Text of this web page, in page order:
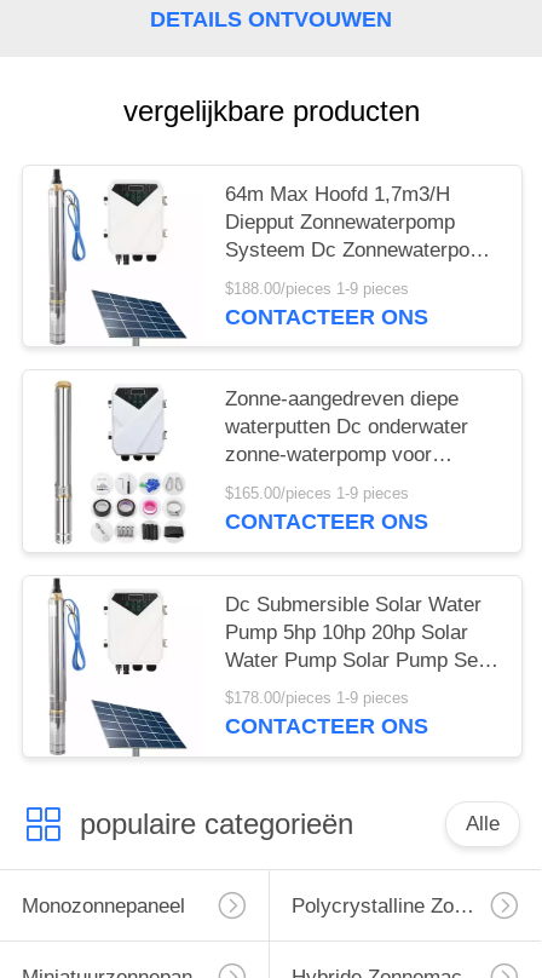
DETAILS ONTVOUWEN
vergelijkbare producten
64m Max Hoofd 1,7m3/H
Diepput Zonnewaterpomp
Systeem Dc Zonnewaterpomp
Volledige Set
$188.00/pieces 1-9 pieces
CONTACTEER ONS
Zonne-aangedreven diepe
waterputten Dc onderwater
zonne-waterpomp voor
landbouw irrigatie
$165.00/pieces 1-9 pieces
CONTACTEER ONS
Dc Submersible Solar Water
Pump 5hp 10hp 20hp Solar
Water Pump Solar Pump Set
Voor Landbouw
$178.00/pieces 1-9 pieces
CONTACTEER ONS
populaire categorieën Alle
Monozonnepaneel Polycrystalline Zonnepaneel